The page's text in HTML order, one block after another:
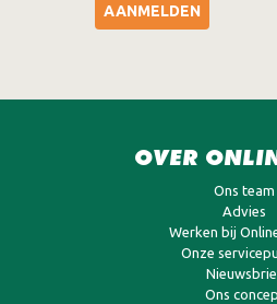
AANMELDEN
OVER
Ons team
Advies
Werken bij
Onze
Ons